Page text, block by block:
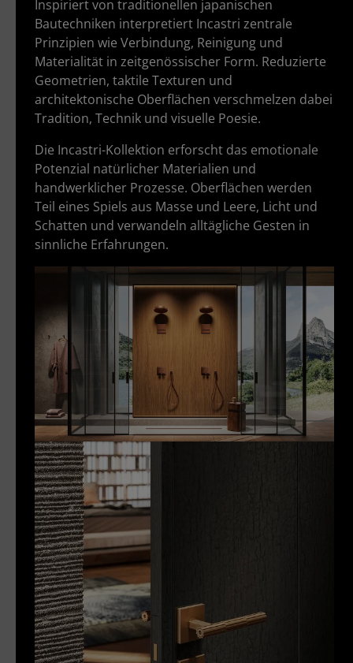
Inspiriert von traditionellen japanischen
Bautechniken interpretiert Incastri zentrale
Prinzipien wie Verbindung, Reinigung und
Materialität in zeitgenössischer Form. Reduzierte
Geometrien, taktile Texturen und
architektonische Oberflächen verschmelzen dabei
Tradition, Technik und visuelle Poesie.
Die Incastri-Kollektion erforscht das emotionale
Potenzial natürlicher Materialien und
handwerklicher Prozesse. Oberflächen werden
Teil eines Spiels aus Masse und Leere, Licht und
Schatten und verwandeln alltägliche Gesten in
sinnliche Erfahrungen.